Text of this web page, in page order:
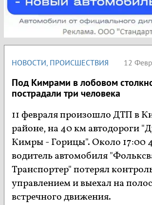
НОВОСТИ, ПРОИСШЕСТВИЯ 12
Под Кимрами в лобовом
пострадали три человека
11 февраля произошло ДТП в
районе, на 40 км автодороги
Кимры - Горицы". Около 17:00
водитель автомобиля
Транспортер" потерял
управлением и выехал на
встречного движения.